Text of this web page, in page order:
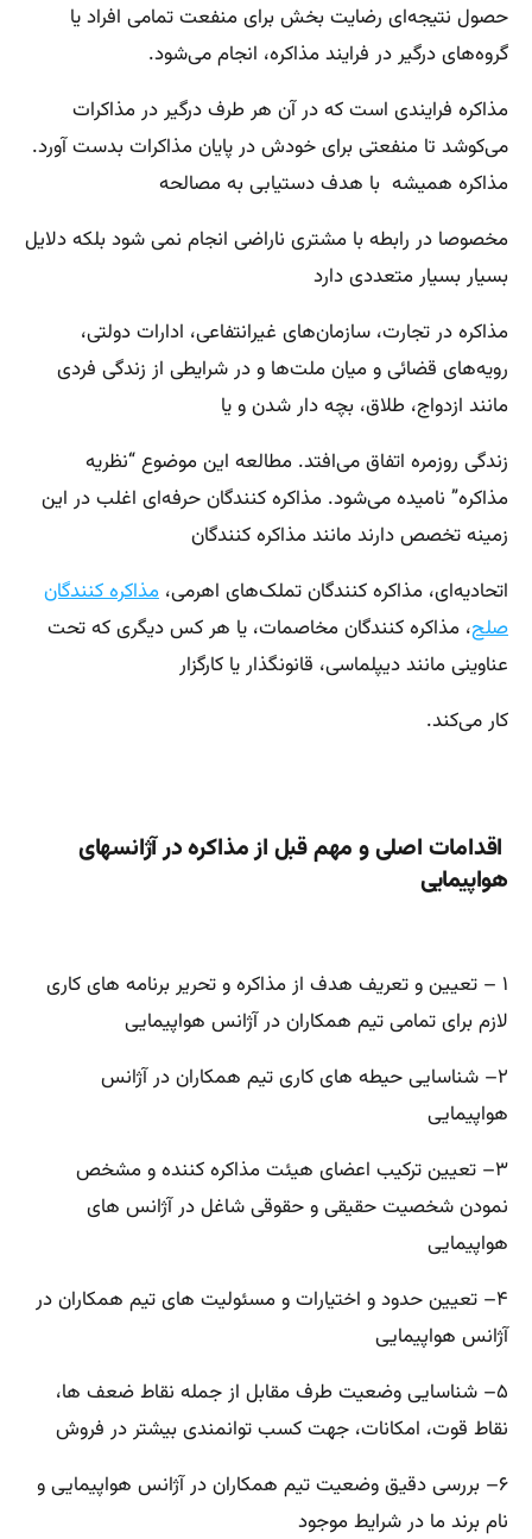
حصول نتیجه‌ای رضایت بخش برای منفعت تمامی افراد یا
گروه‌های درگیر در فرایند مذاکره، انجام می‌شود.
مذاکره فرایندی است که در آن هر طرف درگیر در مذاکرات
می‌کوشد تا منفعتی برای خودش در پایان مذاکرات بدست آورد.
مذاکره همیشه با هدف دستیابی به مصالحه
مخصوصا در رابطه با مشتری ناراضی انجام نمیشود بلکه دلایل
بسیار بسیار متعددی دارد
مذاکره در تجارت، سازمان‌های غیرانتفاعی، ادارات دولتی،
رویه‌های قضائی و میان ملت‌ها و در شرایطی از زندگی فردی
مانند ازدواج، طلاق، بچه دار شدن و یا
زندگی روزمره اتفاق می‌افتد. مطالعه این موضوع “نظریه
مذاکره” نامیده می‌شود. مذاکره کنندگان حرفه‌ای اغلب در این
زمینه تخصص دارند مانند مذاکره کنندگان
اتحادیه‌ای، مذاکره کنندگان تملک‌های اهرمی، مذاکره کنندگان
صلح، مذاکره کنندگان مخاصمات، یا هر کس دیگری که تحت
عناوینی مانند دیپلماسی، قانونگذار یا کارگزار
کار می‌کند.
اقدامات اصلی و مهم قبل از مذاکره در آژانسهای
هواپیمایی
۱ – تعیین و تعریف هدف از مذاکره و تحریر برنامه های کاری
لازم برای تمامی تیم همکاران در آژانس هواپیمایی
۲– شناسایی حیطه های کاری تیم همکاران در آژانس
هواپیمایی
۳– تعیین ترکیب اعضای هیئت مذاکره کننده و مشخص
نمودن شخصیت حقیقی و حقوقی شاغل در آژانس های
هواپیمایی
۴– تعیین حدود و اختیارات و مسئولیت های تیم همکاران در
آژانس هواپیمایی
۵– شناسایی وضعیت طرف مقابل از جمله نقاط ضعف ها،
نقاط قوت، امکانات، جهت کسب توانمندی بیشتر در فروش
۶– بررسی دقیق وضعیت تیم همکاران در آژانس هواپیمایی و
نام برند ما در شرایط موجود